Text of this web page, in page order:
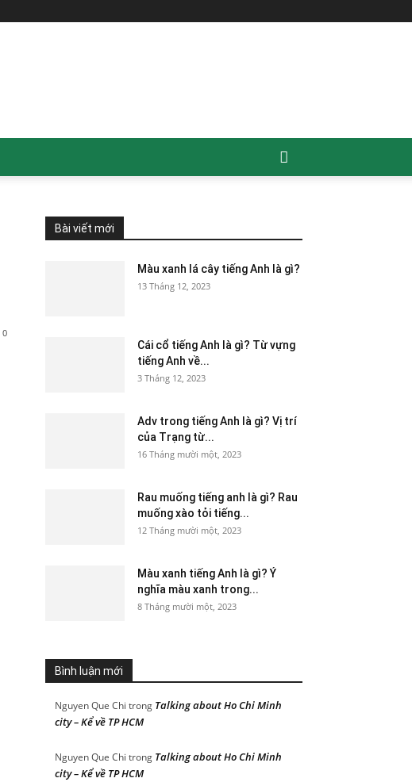
0
Bài viết mới
Màu xanh lá cây tiếng Anh là gì?
13 Tháng 12, 2023
Cái cổ tiếng Anh là gì? Từ vựng
tiếng Anh về...
3 Tháng 12, 2023
Adv trong tiếng Anh là gì? Vị trí
của Trạng từ...
16 Tháng mười một, 2023
Rau muống tiếng anh là gì? Rau
muống xào tỏi tiếng...
12 Tháng mười một, 2023
Màu xanh tiếng Anh là gì? Ý
nghĩa màu xanh trong...
8 Tháng mười một, 2023
Bình luận mới
Nguyen Que Chi trong Talking about Ho Chi Minh
city – Kể về TP HCM
Nguyen Que Chi trong Talking about Ho Chi Minh
city – Kể về TP HCM